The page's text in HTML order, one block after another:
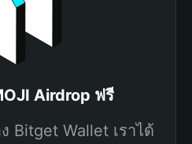
Airdrop ฟรี
Bitget Wallet เราได้